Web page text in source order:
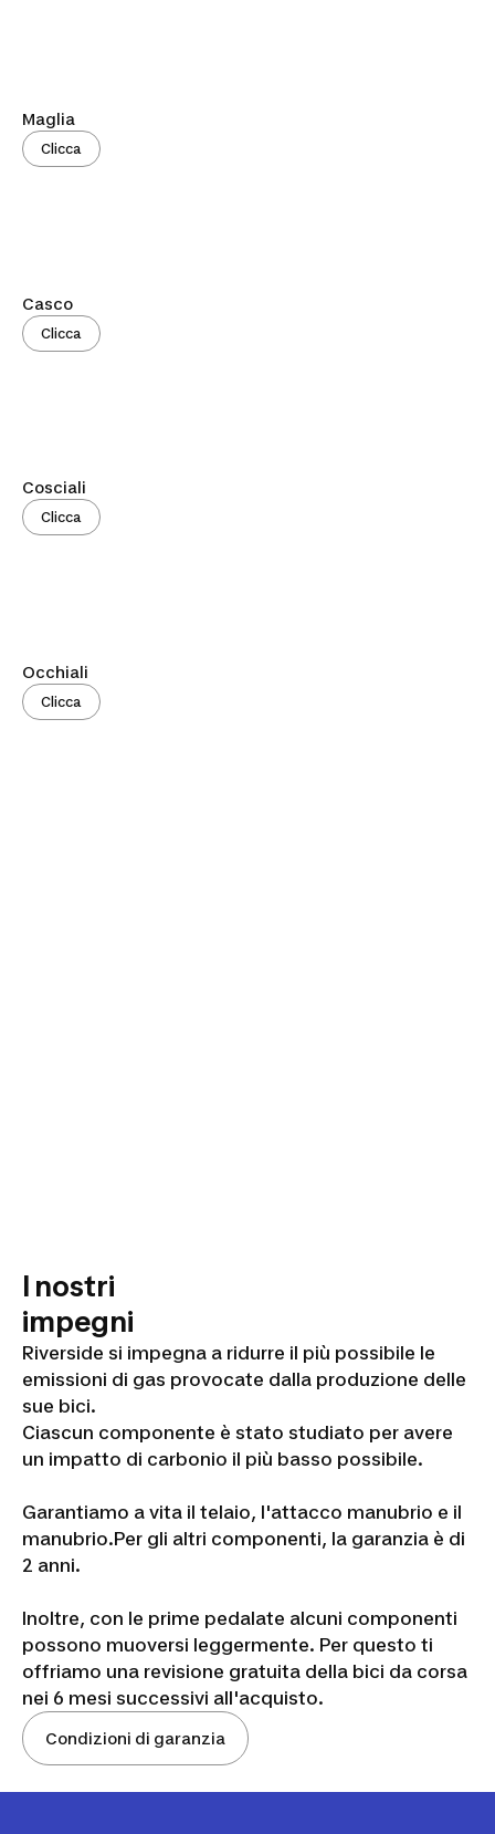
Maglia
Clicca
Casco
Clicca
Cosciali
Clicca
Occhiali
Clicca
I nostri
impegni
Riverside si impegna a ridurre il più possibile le
emissioni di gas provocate dalla produzione delle
sue bici.
Ciascun componente è stato studiato per avere
un impatto di carbonio il più basso possibile.
Garantiamo a vita il telaio, l'attacco manubrio e il
manubrio.Per gli altri componenti, la garanzia è di
2 anni.
Inoltre, con le prime pedalate alcuni componenti
possono muoversi leggermente. Per questo ti
offriamo una revisione gratuita della bici da corsa
nei 6 mesi successivi all'acquisto.
Condizioni di garanzia